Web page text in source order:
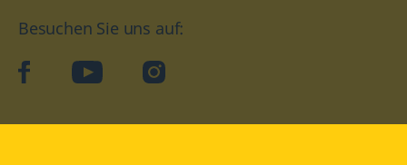
Besuchen Sie uns auf:
facebookYouTube Instagram